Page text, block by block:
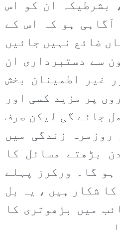
بشرطیکہ ان کو اس
ہو کہ اس کے
ضائع نہیں جائیں
سے دستبرداری ان
غیر اطمینان بخش
پر مزید کسی اور
جائے گی لیکن صرف
زندگی میں
بڑھتے مسائل کا
گا۔ ورکرز پہلے
شکار ہیں ، یہ بل
میں بڑھوتری کا